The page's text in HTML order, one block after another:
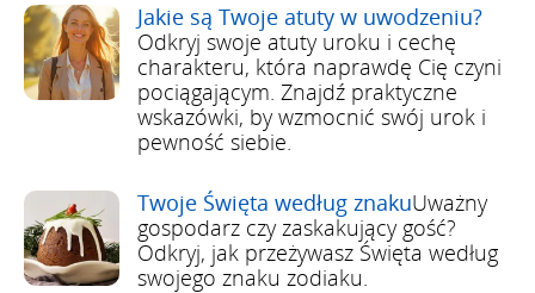
Jakie są Twoje atuty w uwodzeniu?
Odkryj swoje atuty uroku i cechę
charakteru, która naprawdę Cię czyni
pociągającym. Znajdź praktyczne
wskazówki, by wzmocnić swój urok i
pewność siebie.
Twoje Święta według znakuUważny
gospodarz czy zaskakujący gość?
Odkryj, jak przeżywasz Święta według
swojego znaku zodiaku.